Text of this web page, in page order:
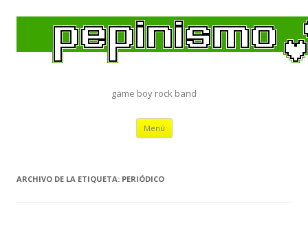
game boy rock band
Menú Saltar
contenido
ARCHIVO DE LA ETIQUETA: PERIÓDICO